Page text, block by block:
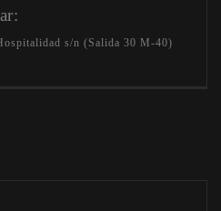
s/n (Salida 30 M-40)